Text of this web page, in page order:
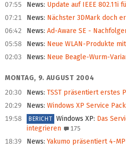
07:55 News: Update auf IEEE 802.11i
07:21 News: Nächster 3DMark doch
06:42 News: Ad-Aware SE -
05:58 News: Neue WLAN-Produkte
02:03 News: Neue Beagle-Wurm-
MONTAG, 9. AUGUST 2004
20:30
News: TSST präsentiert erstes
20:29 News: Windows XP Service
19:58 BERICHT Windows XP: Das
integrieren
175
18:39 News: Yakumo präsentiert 4-